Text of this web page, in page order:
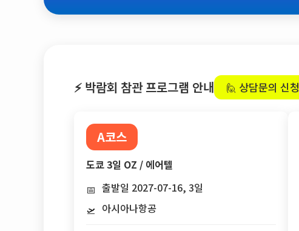
⚡ 박람회 참관 프로그램 안내 🙋 상담문의 신청
A코스
도쿄 3일 OZ / 에어텔
📅 출발일 2027-07-16, 3일
🛫 아시아나항공